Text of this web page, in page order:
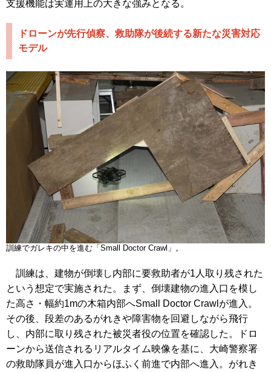
支援機能は実運用上の大きな強みとなる。
ドローンが先行偵察、救助隊が後続する新たな災害対応
モデル
訓練でガレキの中を進む「Small Doctor Crawl」。
訓練は、建物が倒壊し内部に要救助者が1人取り残された
という想定で実施された。まず、倒壊建物の進入口を模し
た高さ・幅約1mの木箱内部へSmall Doctor Crawlが進入。
その後、段差のあるがれきや障害物を回避しながら飛行
し、内部に取り残された被災者役の位置を確認した。ドロ
ーンから送信されるリアルタイム映像を基に、大崎警察署
の救助隊員が進入口からほふく前進で内部へ進入。がれき